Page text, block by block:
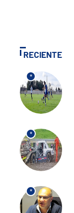
RECIENTE
*
*
*